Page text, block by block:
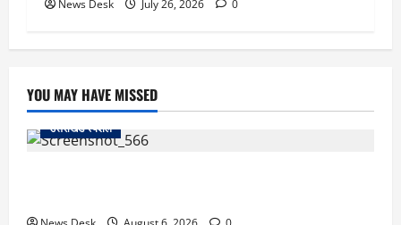
News Desk July 26, 2026 0
YOU MAY HAVE MISSED
उत्तराखंड स्पेशल